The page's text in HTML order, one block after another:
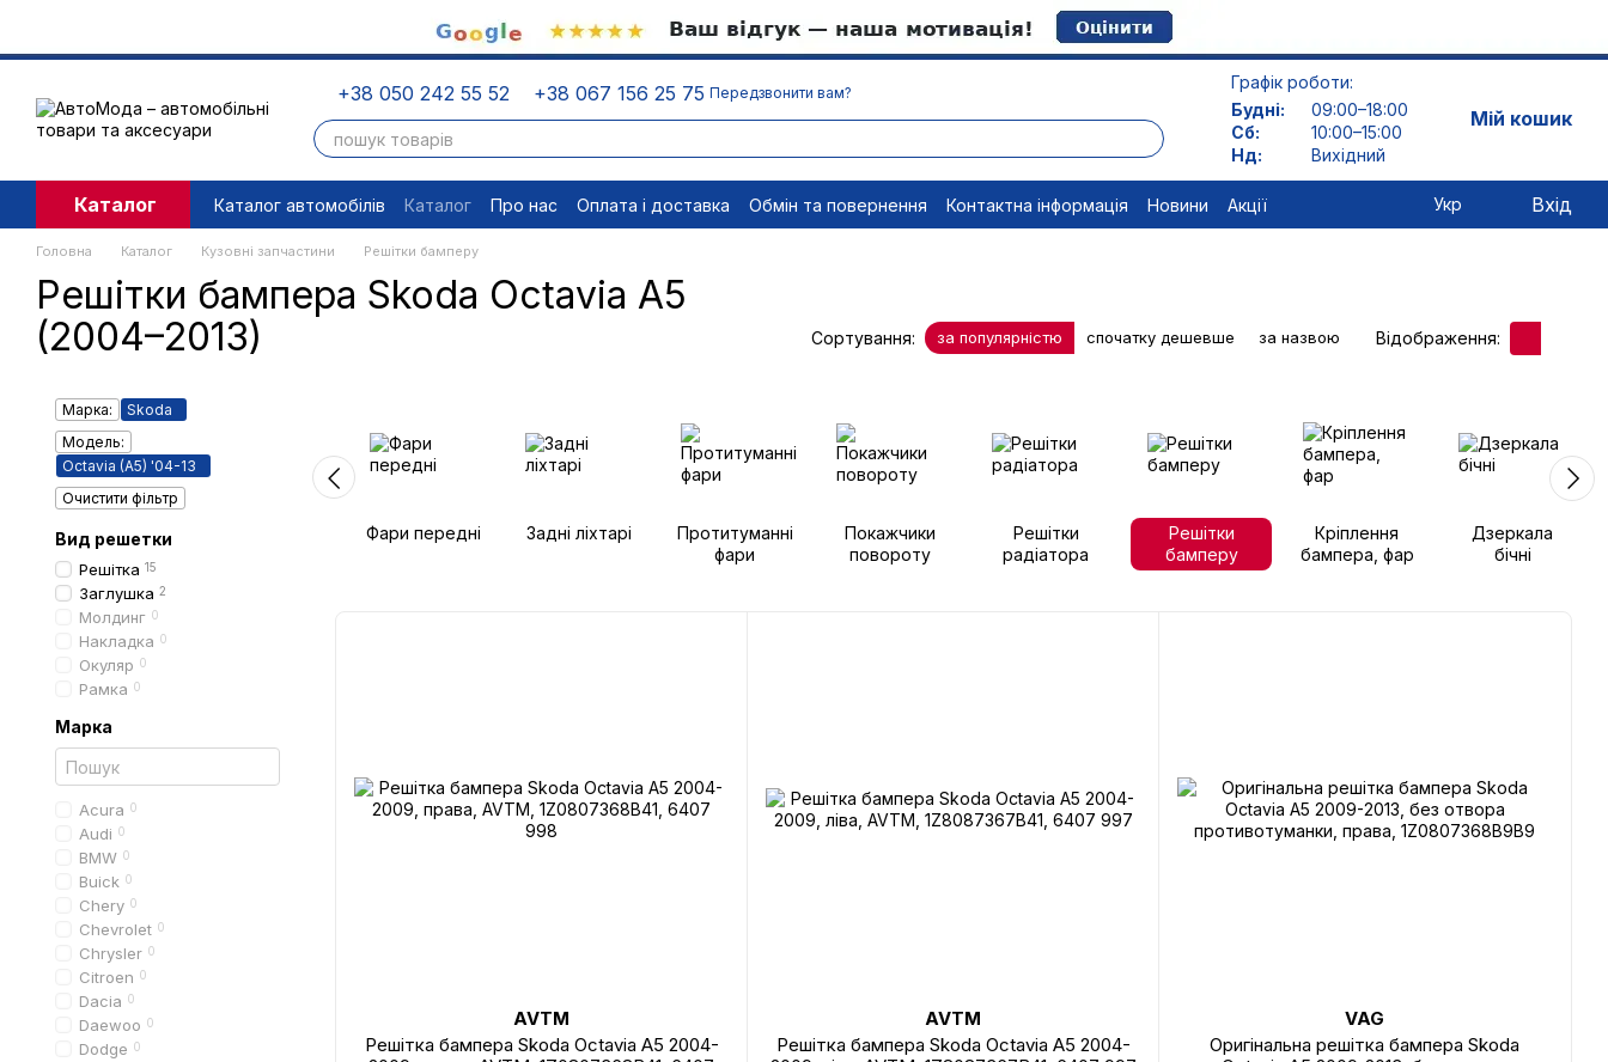
+38 050 242 55 52 +38 067 156 25 75 Передзвонити вам?
Графік роботи:
Будні:
09:00–18:00
Сб:
10:00–15:00
Нд:
Вихідний
Мій кошик
Каталог Каталог автомобілів Каталог Про нас Оплата і доставка Обмін та повернення Контактна інформація Новини
Акції
Угода користувача
Правові документи Відписатися
Укр Вхід
Головна Каталог Кузовні запчастини Решітки бамперу
Решітки бампера Skoda Octavia A5
(2004–2013)
Сортування: за популярністю спочатку дешевше за назвою Відображення:
Фари передні Задні ліхтарі
Протитуманні
фари
Покажчики
повороту
Решітки
радіатора
Решітки
бамперу
Кріплення
бампера, фар
Дзеркала
бічні
AVTM
Решітка бампера Skoda Octavia A5 2004-
AVTM
Решітка бампера Skoda Octavia A5 2004-
VAG
Оригінальна решітка бампера Skoda
Марка:
Skoda
Модель:
Octavia (A5) '04-13
Очистити фільтр
Вид решетки
Решітка 15
Заглушка 2
Молдинг 0
Накладка 0
Окуляр 0
Рамка 0
Марка
Acura 0
Audi 0
BMW 0
Buick 0
Chery 0
Chevrolet 0
Chrysler 0
Citroen 0
Dacia 0
Daewoo 0
Dodge 0